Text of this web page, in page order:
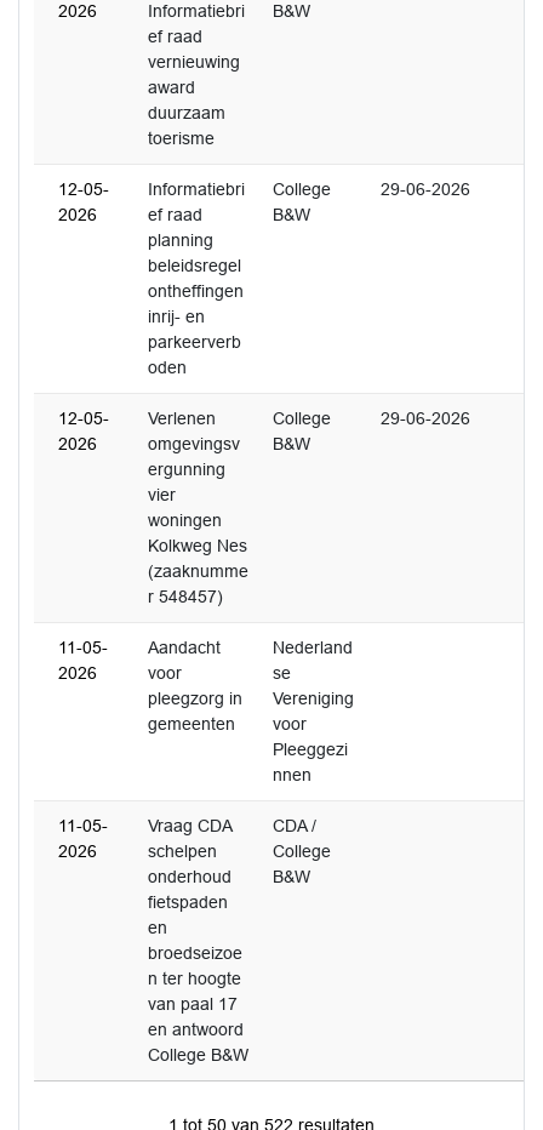
2026
Informatiebri
ef raad
vernieuwing
award
duurzaam
toerisme
B&W
12-05-
2026
Informatiebri
ef raad
planning
beleidsregel
ontheffingen
inrij- en
parkeerverb
oden
College
B&W
29-06-2026
12-05-
2026
Verlenen
omgevingsv
ergunning
vier
woningen
Kolkweg Nes
(zaaknumme
r 548457)
College
B&W
29-06-2026
11-05-
2026
Aandacht
voor
pleegzorg in
gemeenten
Nederland
se
Vereniging
voor
Pleeggezi
nnen
11-05-
2026
Vraag CDA
schelpen
onderhoud
fietspaden
en
broedseizoe
n ter hoogte
van paal 17
en antwoord
College B&W
CDA /
College
B&W
1 tot 50 van 522 resultaten